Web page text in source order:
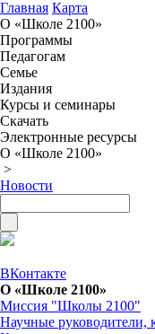
Главная Карта
О «Школе 2100»
Программы
Педагогам
Семье
Издания
Курсы и семинары
Скачать
Электронные ресурсы
О «Школе 2100»
>
Новости
ВКонтакте
О «Школе 2100»
Миссия "Школы 2100"
Научные руководители,